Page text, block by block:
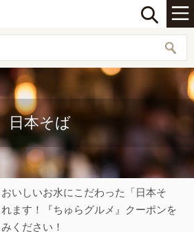
日本そば
いしいお水にこだわった「日本そ
ます！『ちゅらグルメ』クーポンを
ください！